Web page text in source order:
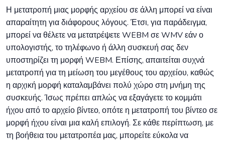
Η μετατροπή μιας μορφής αρχείου σε άλλη μπορεί να είναι
απαραίτητη για διάφορους λόγους. Έτσι, για παράδειγμα,
μπορεί να θέλετε να μετατρέψετε WEBM σε WMV εάν ο
υπολογιστής, το τηλέφωνο ή άλλη συσκευή σας δεν
υποστηρίζει τη μορφή WEBM. Επίσης, απαιτείται συχνά
μετατροπή για τη μείωση του μεγέθους του αρχείου, καθώς
η αρχική μορφή καταλαμβάνει πολύ χώρο στη μνήμη της
συσκευής. Ίσως πρέπει απλώς να εξαγάγετε το κομμάτι
ήχου από το αρχείο βίντεο, οπότε η μετατροπή του βίντεο σε
μορφή ήχου είναι μια καλή επιλογή. Σε κάθε περίπτωση, με
τη βοήθεια του μετατροπέα μας, μπορείτε εύκολα να